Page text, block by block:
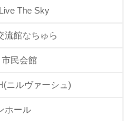
The Sky
流館なちゅら
民会館
ニルヴァーシュ)
ホール